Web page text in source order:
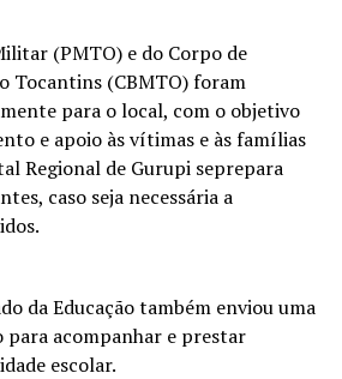
(PMTO) e do Corpo de
Tocantins (CBMTO) foram
para o local, com o objetivo
e apoio às vítimas e às famílias
Regional de Gurupi seprepara
caso seja necessária a
da Educação também enviou uma
para acompanhar e prestar
escolar.